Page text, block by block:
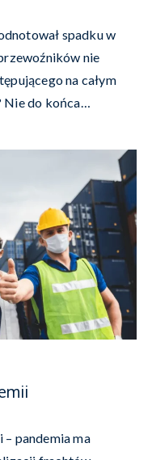
spadku w
nie
na całym
do końca…
pandemia ma